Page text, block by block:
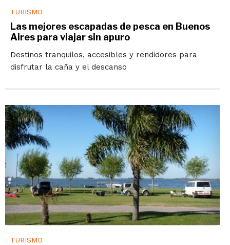
TURISMO
Las mejores escapadas de pesca en Buenos
Aires para viajar sin apuro
Destinos tranquilos, accesibles y rendidores para
disfrutar la caña y el descanso
TURISMO